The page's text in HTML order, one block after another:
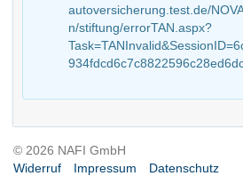
autoversicherung.test.de/
n/stiftung/errorTAN.aspx?
© 2026 NAFI GmbH
Widerruf
Impressum Datenschutz